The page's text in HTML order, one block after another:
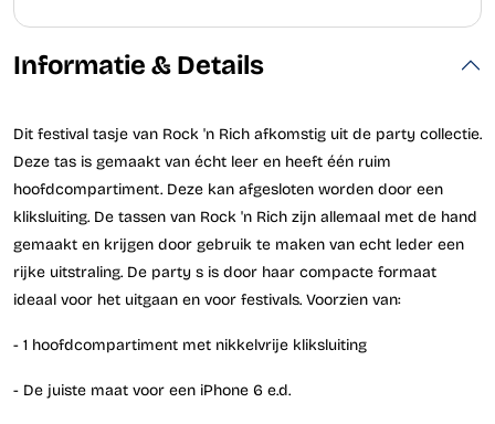
Informatie & Details
Dit festival tasje van Rock 'n Rich afkomstig uit de party collectie.
Deze tas is gemaakt van écht leer en heeft één ruim
hoofdcompartiment. Deze kan afgesloten worden door een
kliksluiting. De tassen van Rock 'n Rich zijn allemaal met de hand
gemaakt en krijgen door gebruik te maken van echt leder een
rijke uitstraling. De party s is door haar compacte formaat
ideaal voor het uitgaan en voor festivals. Voorzien van:
- 1 hoofdcompartiment met nikkelvrije kliksluiting
- De juiste maat voor een iPhone 6 e.d.